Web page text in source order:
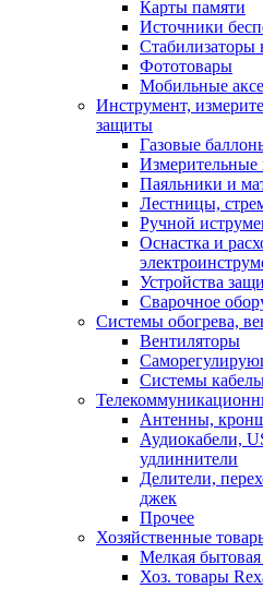
Карты памяти
Источники
Стабилизаторы
Фототовары
Мобильные
Инструмент,
защиты
Газовые
Измерительные
Паяльники и
Лестницы,
Ручной
Оснастка и
Устройства
Сварочное
Системы обогрева,
Вентиляторы
Системы
Антенны,
Аудиокабели,
удлиннители
Делители,
джек
Прочее
Хозяйственные
Мелкая бытовая
Хоз. товары